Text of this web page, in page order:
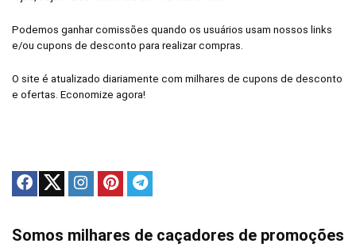
Podemos ganhar comissões quando os usuários usam nossos links
e/ou cupons de desconto para realizar compras.
O site é atualizado diariamente com milhares de cupons de desconto
e ofertas. Economize agora!
Somos milhares de caçadores de promoções